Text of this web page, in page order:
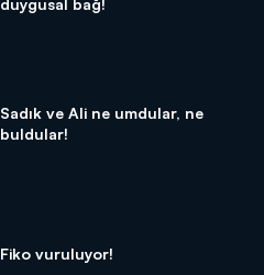
duygusal bağ!
Sadık ve Ali ne umdular, ne
buldular!
Fiko vuruluyor!